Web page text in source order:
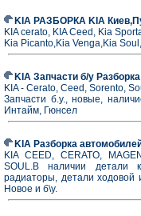
KIA РАЗБОРКА KIA
KIA cerato, KIA Ceed, Kia
Kia Picanto,Kia Venga,Kia
KIA Запчасти б/у
KIA - Cerato, Ceed, Sorento,
Запчасти б.у., новые,
Интайм, Гюнсел
KIA Разборка
KIA CEED, CERATO,
SOUL.В наличии детали
радиаторы, детали ходовой
Новое и б\у.